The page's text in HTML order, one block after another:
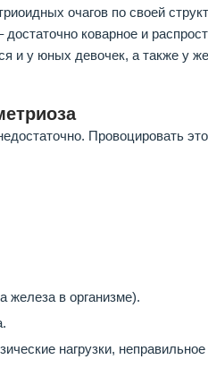
очагов по своей
коварное и
и у юных девочек, а также у
Провоцировать
железа в организме).
нагрузки, неправильное